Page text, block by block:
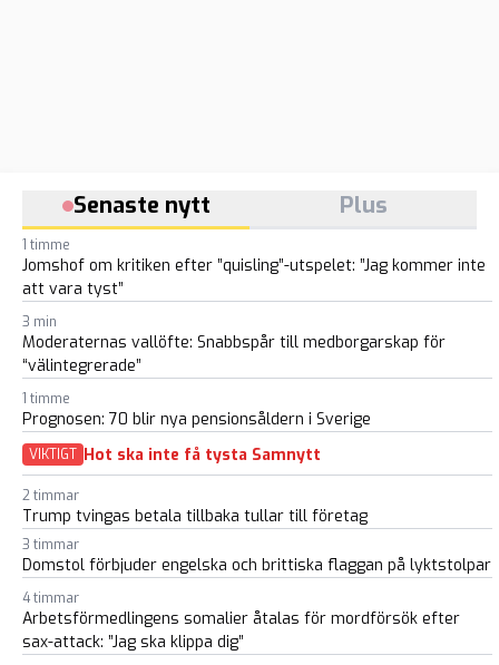
Senaste nytt Plus
1 timme
Jomshof om kritiken efter ”quisling”-utspelet: ”Jag kommer inte
att vara tyst”
3 min
Moderaternas vallöfte: Snabbspår till medborgarskap för
“välintegrerade”
1 timme
Prognosen: 70 blir nya pensionsåldern i Sverige
VIKTIGT Hot ska inte få tysta Samnytt
2 timmar
Trump tvingas betala tillbaka tullar till företag
3 timmar
Domstol förbjuder engelska och brittiska flaggan på lyktstolpar
4 timmar
Arbetsförmedlingens somalier åtalas för mordförsök efter
sax-attack: ”Jag ska klippa dig”